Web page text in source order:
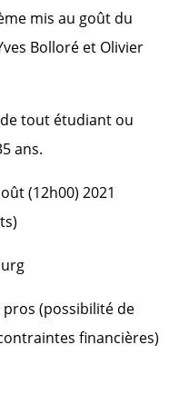
mis au goût du
Bolloré et Olivier
tout étudiant ou
ans.
(12h00) 2021
(possibilité de
financières)